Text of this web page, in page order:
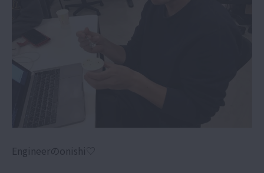
Engineerのonishi♡